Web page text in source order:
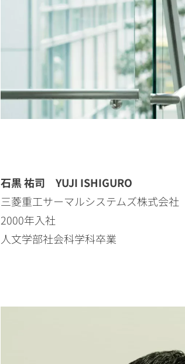
石黒 祐司 YUJI ISHIGURO
三菱重工サーマルシステムズ株式会
2000年入社
人文学部社会科学科卒業